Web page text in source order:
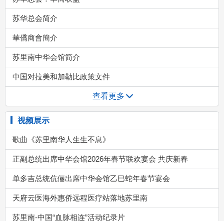
苏华总会简介
華僑商會簡介
苏里南中华会馆简介
中国对拉美和加勒比政策文件
查看更多
视频展示
歌曲《苏里南华人生生不息》
正副总统出席中华会馆2026年春节联欢宴会 共庆新春
单多吉总统伉俪出席中华会馆乙巳蛇年春节宴会
天府云医海外惠侨远程医疗站落地苏里南
苏里南-中国“血脉相连”活动纪录片